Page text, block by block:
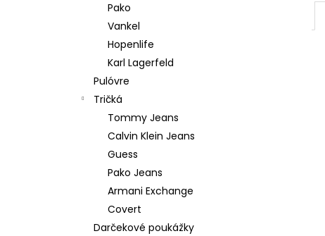
Pako
Vankel
Hopenlife
Karl Lagerfeld
Pulóvre
Tričká
Tommy Jeans
Calvin Klein Jeans
Guess
Pako Jeans
Armani Exchange
Covert
Darčekové poukážky